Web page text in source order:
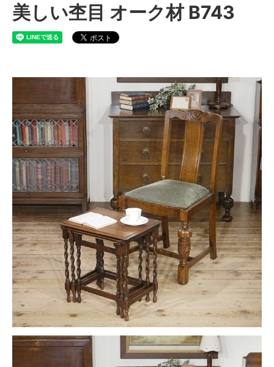
美しい杢目 オーク材 B743